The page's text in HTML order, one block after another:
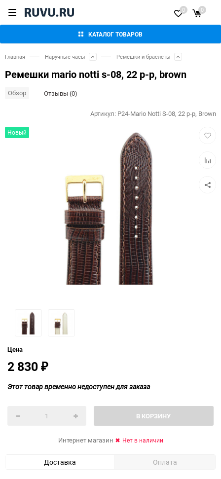
КАТАЛОГ ТОВАРОВ
0 0
Главная Наручные часы Ремешки и браслеты
Ремешки mario notti s-08, 22 р-р, brown
Обзор Отзывы (0)
Новый
Артикул: P24-Mario Notti S-08, 22 р-р, Brown
Цена
2 830 ₽
Этот товар временно недоступен для заказа
В КОРЗИНУ
Интернет магазин Нет в наличии
Доставка Оплата